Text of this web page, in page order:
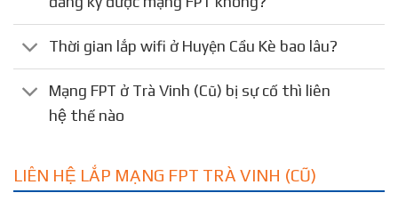
Thời gian lắp wifi ở Huyện Cầu Kè bao lâu?
Mạng FPT ở Trà Vinh (Cũ) bị sự cố thì liên
hệ thế nào
LIÊN HỆ LẮP MẠNG FPT TRÀ VINH (CŨ)